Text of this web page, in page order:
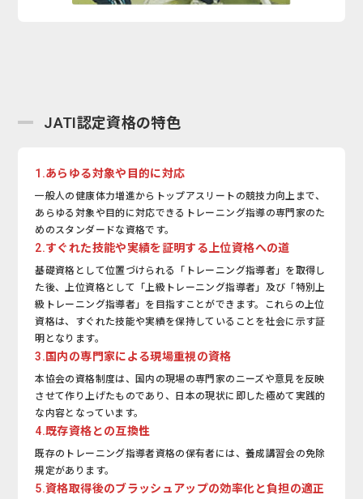
JATI認定資格の特色
1.あらゆる対象や目的に対応
一般人の健康体力増進からトップアスリートの競技力向上まで、
あらゆる対象や目的に対応できるトレーニング指導の専門家のた
めのスタンダードな資格です。
2.すぐれた技能や実績を証明する上位資格への道
基礎資格として位置づけられる「トレーニング指導者」を取得し
た後、上位資格として「上級トレーニング指導者」及び「特別上
級トレーニング指導者」を目指すことができます。これらの上位
資格は、すぐれた技能や実績を保持していることを社会に示す証
明となります。
3.国内の専門家による現場重視の資格
本協会の資格制度は、国内の現場の専門家のニーズや意見を反映
させて作り上げたものであり、日本の現状に即した極めて実践的
な内容となっています。
4.既存資格との互換性
既存のトレーニング指導者資格の保有者には、養成講習会の免除
規定があります。
5.資格取得後のブラッシュアップの効率化と負担の適正